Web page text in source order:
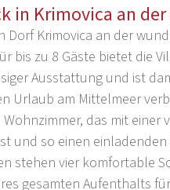
in Krimovica an
Dorf Krimovica an der
bis zu 8 Gäste bietet die
Ausstattung und ist
Urlaub am Mittelmeer
das mit einer
und so einen
stehen vier komfortable
gesamten Aufenthalts